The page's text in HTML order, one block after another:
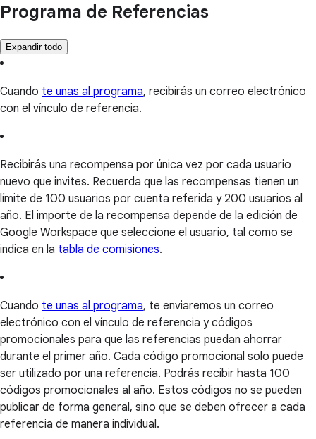
Programa de Referencias
Expandir todo
Cuando te unas al programa, recibirás un correo electrónico
con el vínculo de referencia.
Recibirás una recompensa por única vez por cada usuario
nuevo que invites. Recuerda que las recompensas tienen un
límite de 100 usuarios por cuenta referida y 200 usuarios al
año. El importe de la recompensa depende de la edición de
Google Workspace que seleccione el usuario, tal como se
indica en la tabla de comisiones.
Cuando te unas al programa, te enviaremos un correo
electrónico con el vínculo de referencia y códigos
promocionales para que las referencias puedan ahorrar
durante el primer año. Cada código promocional solo puede
ser utilizado por una referencia. Podrás recibir hasta 100
códigos promocionales al año. Estos códigos no se pueden
publicar de forma general, sino que se deben ofrecer a cada
referencia de manera individual.